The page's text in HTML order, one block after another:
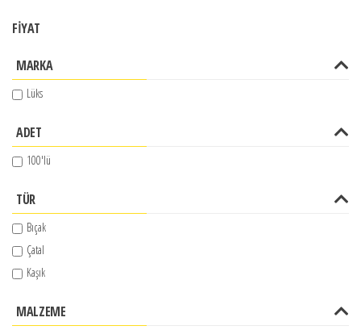
FİYAT
MARKA
Lüks
ADET
100'lü
TÜR
Bıçak
Çatal
Kaşık
MALZEME